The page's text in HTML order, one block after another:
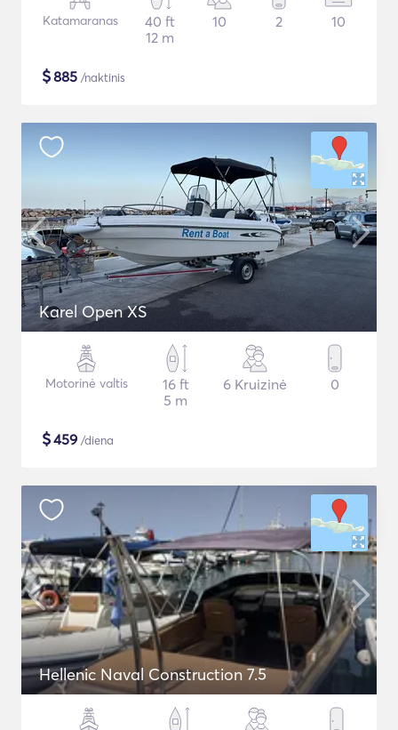
Katamaranas
40 ft
12 m
10 2 10
$885 /naktinis
Karel Open XS
Motorinė valtis
16 ft
5 m
6 Kruizinė 0
$459 /diena
Hellenic Naval Construction 7.5